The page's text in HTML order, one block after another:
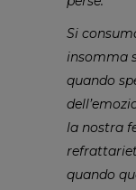
Si
insomma
quando
la nostra
quando